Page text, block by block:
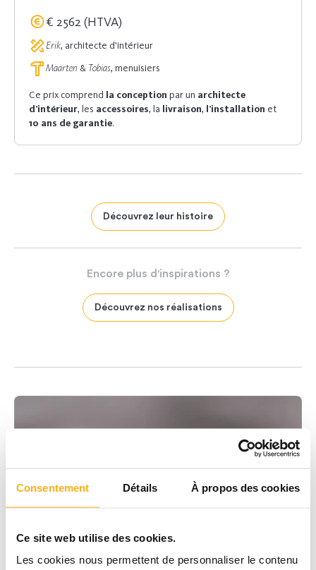
Consentement Détails À propos des cookies
Ce site web utilise des cookies.
Les cookies nous permettent de personnaliser le contenu
€ 2562 (HTVA)
Erik, architecte d'intérieur
Maarten & Tobias, menuisiers
Ce prix comprend la conception par un architecte
d’intérieur, les accessoires, la livraison, l’installation et
10 ans de garantie.
Découvrez leur histoire
Encore plus d'inspirations ?
Découvrez nos réalisations